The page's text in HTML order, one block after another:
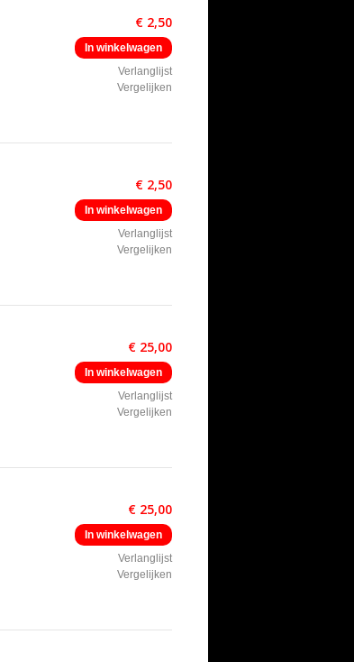
€ 2,50
In winkelwagen
Verlanglijst
Vergelijken
€ 2,50
In winkelwagen
Verlanglijst
Vergelijken
€ 25,00
In winkelwagen
Verlanglijst
Vergelijken
€ 25,00
In winkelwagen
Verlanglijst
Vergelijken